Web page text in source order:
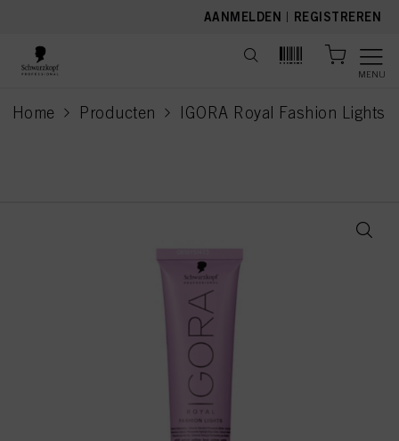
AANMELDEN | REGISTREREN
MENU
Home Producten IGORA Royal Fashion Lights
current page